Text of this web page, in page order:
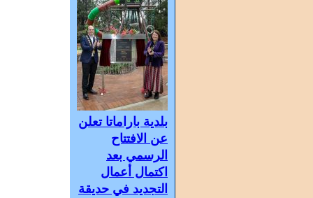
بلدية باراماتا تعلن
عن الافتتاح
الرسمي بعد
اكتمال أعمال
التجديد في حديقة